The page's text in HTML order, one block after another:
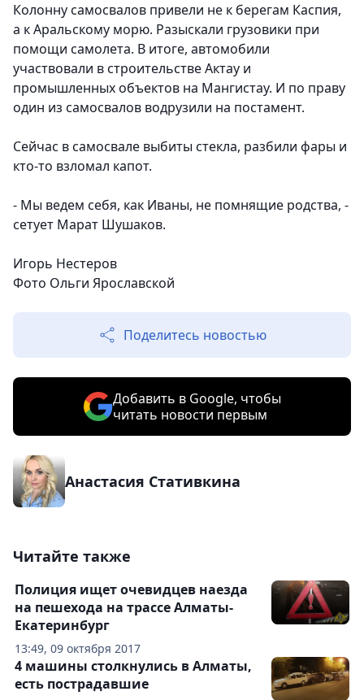
Колонну самосвалов привели не к берегам Каспия,
а к Аральскому морю. Разыскали грузовики при
помощи самолета. В итоге, автомобили
участвовали в строительстве Актау и
промышленных объектов на Мангистау. И по праву
один из самосвалов водрузили на постамент.
Сейчас в самосвале выбиты стекла, разбили фары и
кто-то взломал капот.
- Мы ведем себя, как Иваны, не помнящие родства, -
сетует Марат Шушаков.
Игорь Нестеров
Фото Ольги Ярославской
Поделитесь новостью
Добавить в Google, чтобы
читать новости первым
Анастасия Стативкина
Читайте также
13:49, 09 октября 2017
Полиция ищет очевидцев наезда
на пешехода на трассе Алматы-
Екатеринбург
4 машины столкнулись в Алматы,
есть пострадавшие